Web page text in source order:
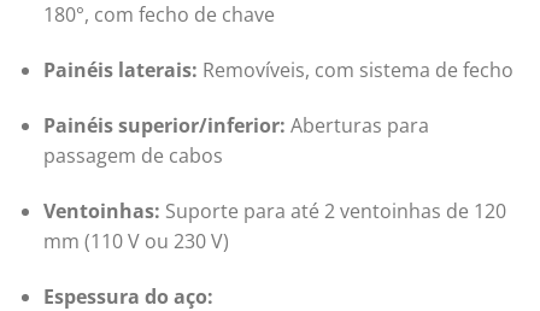
180°, com fecho de chave
Painéis laterais: Removíveis, com sistema de fecho
Painéis superior/inferior: Aberturas para
passagem de cabos
Ventoinhas: Suporte para até 2 ventoinhas de 120
mm (110 V ou 230 V)
Espessura do aço: